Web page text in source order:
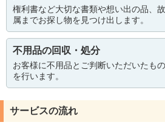
権利書など大切な書類や想い出の品、
属までお探し物を見つけ出します。
不用品の回収・処分
お客様に不用品とご判断いただいたも
を行います。
サービスの流れ